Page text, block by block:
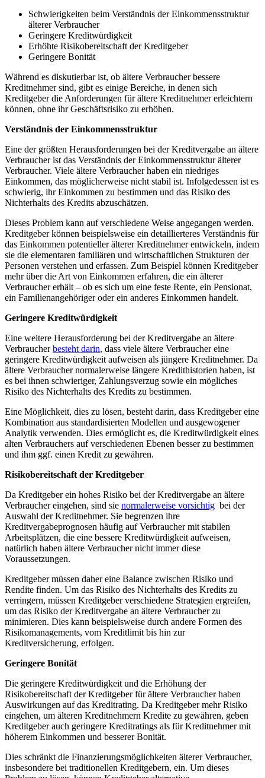
Schwierigkeiten beim‌ Verständnis der ‍Einkommensstruktur
älterer Verbraucher
‌Geringere Kreditwürdigkeit⁤
Erhöhte Risikobereitschaft‍ der Kreditgeber
⁤Geringere Bonität
Während es⁣ diskutierbar‌ ist,⁣ ob ältere ⁢Verbraucher bessere
⁣Kreditnehmer sind,‍ gibt⁣ es einige Bereiche, in ⁣denen⁣ sich
Kreditgeber die Anforderungen‍ für ältere Kreditnehmer‍ erleichtern
⁢können, ohne⁢ ihr Geschäftsrisiko zu erhöhen.
Verständnis⁣ der Einkommensstruktur
Eine der größten Herausforderungen bei der⁣ Kreditvergabe an ältere
Verbraucher ist‌ das Verständnis ⁣der ‍Einkommensstruktur älterer
Verbraucher. ⁤Viele ‌ältere Verbraucher haben ein niedriges
Einkommen, das möglicherweise nicht stabil ist. Infolgedessen ist es​
schwierig, ihr Einkommen zu bestimmen und⁤ das Risiko des
Nichterhalts des Kredits abzuschätzen.
Dieses⁤ Problem kann auf verschiedene Weise angegangen werden.
⁣Kreditgeber können beispielsweise ein‌ detaillierteres Verständnis für
das Einkommen potentieller älterer Kreditnehmer entwickeln, indem
sie die elementaren familiären und wirtschaftlichen Strukturen der
Personen verstehen und erfassen. ⁣Zum Beispiel können⁤ Kreditgeber
mehr über die ‌Art ⁤von ⁤Einkommen erfahren, ⁤die ein⁣ älterer ​
Verbraucher erhält – ob ​es sich um⁢ eine‍ feste ⁢Rente, ein Pensionat,
ein ‌Familienangehöriger oder ein anderes⁣ Einkommen handelt.
Geringere Kreditwürdigkeit
Eine weitere Herausforderung bei der Kreditvergabe an ältere
‌Verbraucherbesteht darin, dass viele ältere Verbraucher eine‌
geringere Kreditwürdigkeit aufweisen ​als jüngere Kreditnehmer. Da
ältere Verbraucher normalerweise längere Kredithistorien⁣ haben,‍ ist
es ‍bei ihnen​ schwieriger, Zahlungsverzug sowie‌ ein mögliches
Risiko des ​Nichterhalts des Kredits zu ‌bestimmen.
Eine‍ Möglichkeit, dies zu⁣ lösen, besteht ⁣darin, dass Kreditgeber eine
​Kombination ​aus standardisierten ​Modellen und ausgewogener
⁢Analytik verwenden. Dies ermöglicht⁢ es, die Kreditwürdigkeit eines
alten ‌Verbrauchers ⁣auf verschiedenen Ebenen besser zu bestimmen
und ihm ⁤ggf. einen Kredit ‍zu gewähren.
Risikobereitschaft der Kreditgeber
Da⁤ Kreditgeber ein ‍hohes Risiko bei der Kreditvergabe ⁣an ältere
Verbraucher eingehen, sind sie normalerweise vorsichtig ‌ bei‌ der
Auswahl der Kreditnehmer. Sie begrenzen ihre
Kreditvergabeprognosen häufig ‍auf Verbraucher mit stabilen
Arbeitsplätzen, die eine bessere⁤ Kreditwürdigkeit ​aufweisen,
natürlich haben‍ ältere‌ Verbraucher⁤ nicht immer diese
Voraussetzungen.
Kreditgeber müssen ⁣daher ‍eine Balance⁢ zwischen Risiko und
Rendite finden. Um das Risiko des Nichterhalts des Kredits zu
‌verringern, müssen Kreditgeber ‍verschiedene Strategien ergreifen,
um das Risiko der ⁢Kreditvergabe an‍ ältere Verbraucher zu
⁣minimieren. Dies kann beispielsweise durch andere Formen des
Risikomanagements, vom Kreditlimit​ bis hin zur
Kreditversicherung,‍ erfolgen.
Geringere Bonität
Die⁤ geringere Kreditwürdigkeit ⁣und ‍die ​Erhöhung der
Risikobereitschaft ‌der ‌Kreditgeber für ältere Verbraucher haben
Auswirkungen auf das ​Kreditrating. Da‌ Kreditgeber mehr⁤ Risiko
eingehen, um älteren ⁢Kreditnehmern Kredite‌ zu gewähren, geben
Kreditgeber auch geringere‍ Kreditratings‌ als für Kreditnehmer mit
höherem Einkommen und besserer Bonität.
Dies schränkt⁤ die Finanzierungsmöglichkeiten älterer Verbraucher,
insbesondere bei​ traditionellen Kreditgebern, ein. Um dieses‌